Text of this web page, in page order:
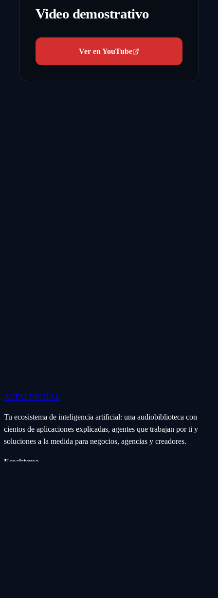
Video demostrativo
Ver en YouTube
ALTAI DIGITAL
Tu ecosistema de inteligencia artificial: una audiobiblioteca con
cientos de aplicaciones explicadas, agentes que trabajan por ti y
soluciones a la medida para negocios, agencias y creadores.
Ecosistema